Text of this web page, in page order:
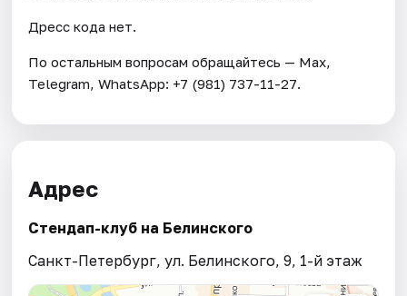
Дресс кода нет.
По остальным вопросам обращайтесь — Max,
Telegram, WhatsApp: +7 (981) 737-11-27.
Адрес
Стендап-клуб на Белинского
Санкт-Петербург, ул. Белинского, 9, 1-й этаж